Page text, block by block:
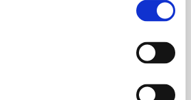
depresije ili depresivnih
je poznavanje njihovih interakcija.